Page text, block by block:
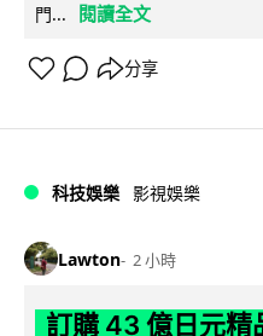
門...
閱讀全文
分享
科技娛樂 影視娛樂
Lawton 2 小時
訂購 43 億日元精